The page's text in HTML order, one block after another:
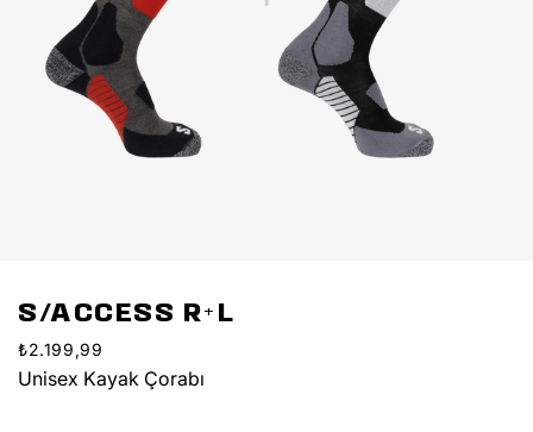
S/ACCESS R+L
₺2.199,99
Unisex Kayak Çorabı